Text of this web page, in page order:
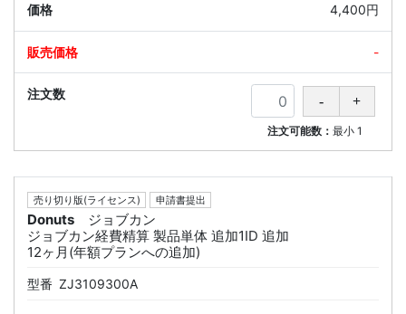
4,400円
-
注文可能数：最小 1
売り切り版(ライセンス) 申請書提出
Donuts
ジョブカン
ジョブカン経費精算 製品単体 追加1ID 追加
12ヶ月(年額プランへの追加)
型番 ZJ3109300A